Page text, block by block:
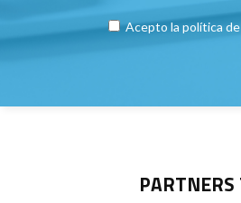
Acepto la política
PARTNERS